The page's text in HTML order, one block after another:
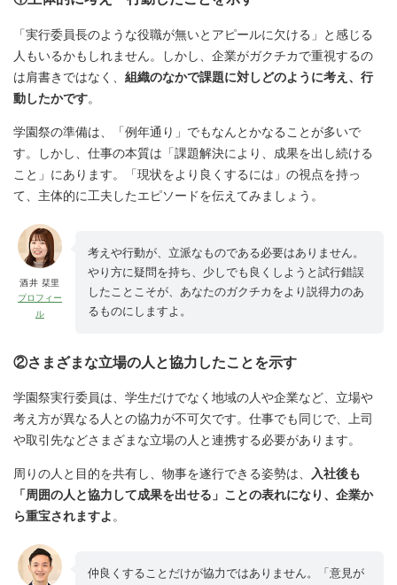
「実行委員長のような役職が無いとアピールに欠ける」と感じる
人もいるかもしれません。しかし、企業がガクチカで重視するの
は肩書きではなく、 組織のなかで課題に対しどのように考え、行
動したかです。
学園祭の準備は、「例年通り」でもなんとかなることが多いで
す。しかし、仕事の本質は「課題解決により、成果を出し続ける
こと」にあります。「現状をより良くするには」の視点を持っ
て、主体的に工夫したエピソードを伝えてみましょう。
酒井 栞里
プロフィー
ル
考えや行動が、立派なものである必要はありません。
やり方に疑問を持ち、少しでも良くしようと試行錯誤
したことこそが、あなたのガクチカをより説得力のあ
るものにしますよ。
②さまざまな立場の人と協力したことを示す
学園祭実行委員は、学生だけでなく地域の人や企業など、立場や
考え方が異なる人との協力が不可欠です。仕事でも同じで、上司
や取引先などさまざまな立場の人と連携する必要があります。
周りの人と目的を共有し、物事を遂行できる姿勢は、
入社後も
「周囲の人と協力して成果を出せる」ことの表れになり、企業か
ら重宝されますよ 。
仲良くすることだけが協力ではありません。「意見が